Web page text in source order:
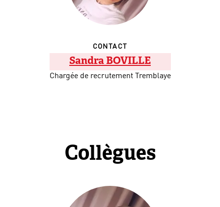
CONTACT
Sandra BOVILLE
Chargée de recrutement Tremblaye
Collègues